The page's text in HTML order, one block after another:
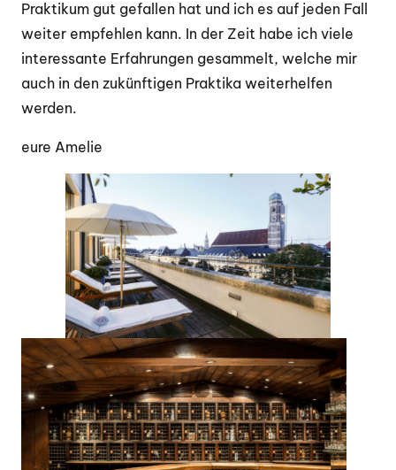
Praktikum gut gefallen hat und ich es auf jeden Fall
weiter empfehlen kann. In der Zeit habe ich viele
interessante Erfahrungen gesammelt, welche mir
auch in den zukünftigen Praktika weiterhelfen
werden.
eure Amelie